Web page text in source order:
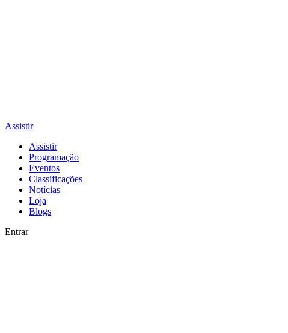
Assistir
Assistir
Programação
Eventos
Classificações
Notícias
Loja
Blogs
Entrar